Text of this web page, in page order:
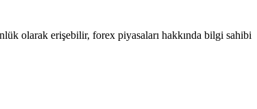
olarak erişebilir, forex piyasaları hakkında bilgi sahibi